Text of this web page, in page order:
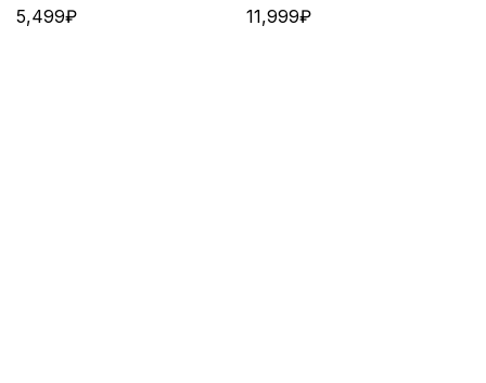
5,499₽ 11,999₽